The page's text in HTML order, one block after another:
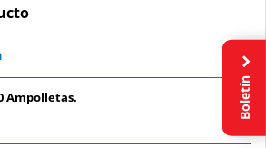
Ampolletas. Boletín